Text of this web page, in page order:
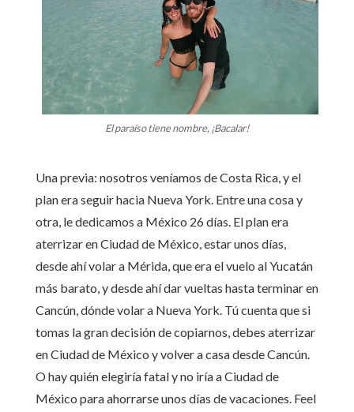
El paraíso tiene nombre, ¡Bacalar!
Una previa: nosotros veníamos de Costa Rica, y el
plan era seguir hacia Nueva York. Entre una cosa y
otra, le dedicamos a México 26 días. El plan era
aterrizar en Ciudad de México, estar unos días,
desde ahí volar a Mérida, que era el vuelo al Yucatán
más barato, y desde ahí dar vueltas hasta terminar en
Cancún, dónde volar a Nueva York. Tú cuenta que si
tomas la gran decisión de copiarnos, debes aterrizar
en Ciudad de México y volver a casa desde Cancún.
O hay quién elegiría fatal y no iría a Ciudad de
México para ahorrarse unos días de vacaciones. Feel